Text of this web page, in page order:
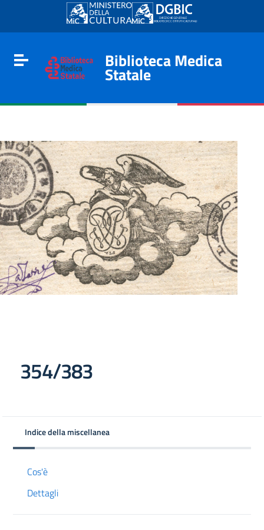
Go to content
Go to the navigation menu
Go to the footer
Toggle navigation
Biblioteca Medica
Statale
354/383
Indice della miscellanea
Cos'è
Dettagli